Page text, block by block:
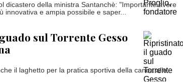
dicastero della ministra Santanchè: "Importante avere
innovativa e ampia possibile e saper...
sul Torrente Gesso
il laghetto per la pratica sportiva della canoa alle